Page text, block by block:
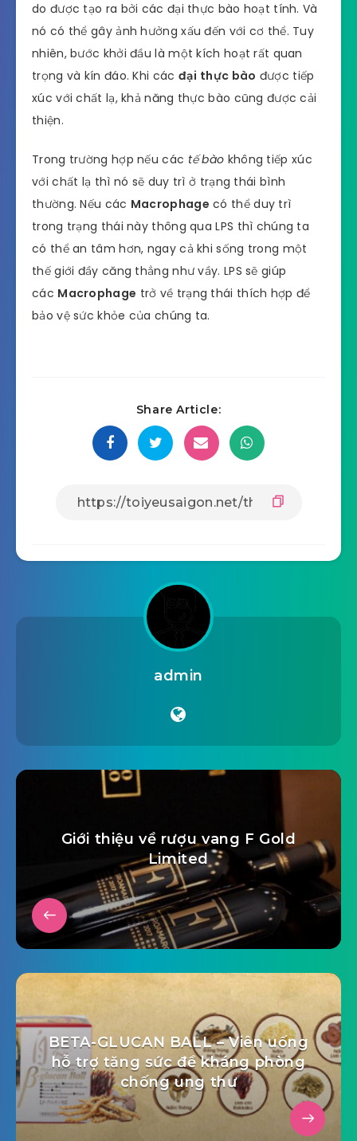
do được tạo ra bởi các đại thực bào hoạt tính. Và
nó có thể gây ảnh hưởng xấu đến với cơ thể. Tuy
nhiên, bước khởi đầu là một kích hoạt rất quan
trọng và kín đáo. Khi các đại thực bào được tiếp
xúc với chất lạ, khả năng thực bào cũng được cải
thiện.
Trong trường hợp nếu các tế bào không tiếp xúc
với chất lạ thì nó sẽ duy trì ở trạng thái bình
thường. Nếu các Macrophage có thể duy trì
trong trạng thái này thông qua LPS thì chúng ta
có thể an tâm hơn, ngay cả khi sống trong một
thế giới đầy căng thẳng như vầy. LPS sẽ giúp
các Macrophage trở về trạng thái thích hợp để
bảo vệ sức khỏe của chúng ta.
Share Article:
admin
Giới thiệu về rượu vang F Gold
Limited
BETA-GLUCAN BALL – Viên uống
hỗ trợ tăng sức đề kháng phòng
chống ung thư